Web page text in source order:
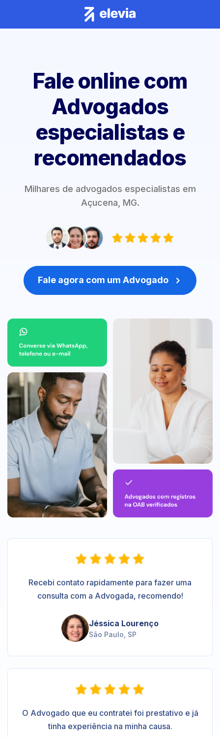
Fale online com
Advogados
especialistas e
recomendados
Milhares de advogados especialistas em
Açucena, MG.
Fale agora com um Advogado 
Recebi contato rapidamente para fazer uma
consulta com a Advogada, recomendo!
Jéssica Lourenço
São Paulo, SP
O Advogado que eu contratei foi prestativo e já
tinha experiência na minha causa.